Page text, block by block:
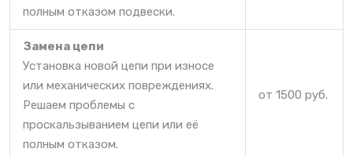
полным отказом подвески.
Замена цепи
Установка новой цепи при износе
или механических повреждениях.
Решаем проблемы с
проскальзыванием цепи или её
полным отказом.
от 1500 руб.